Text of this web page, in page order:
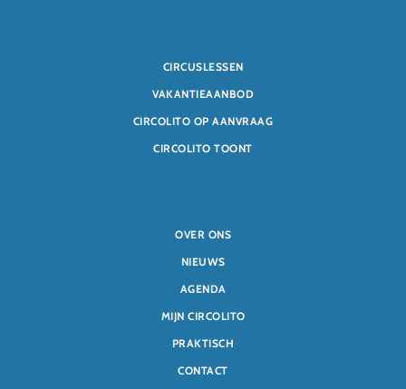
CIRCUSLESSEN
VAKANTIEAANBOD
CIRCOLITO OP AANVRAAG
CIRCOLITO TOONT
OVER ONS
NIEUWS
AGENDA
MIJN CIRCOLITO
PRAKTISCH
CONTACT